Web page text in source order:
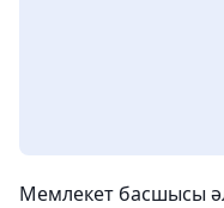
Мемлекет басшысы